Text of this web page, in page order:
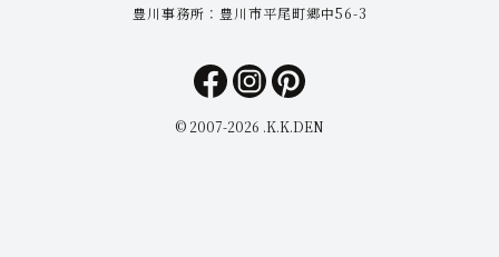
豊川事務所：豊川市平尾町郷中56-3
© 2007-2026 .K.K.DEN